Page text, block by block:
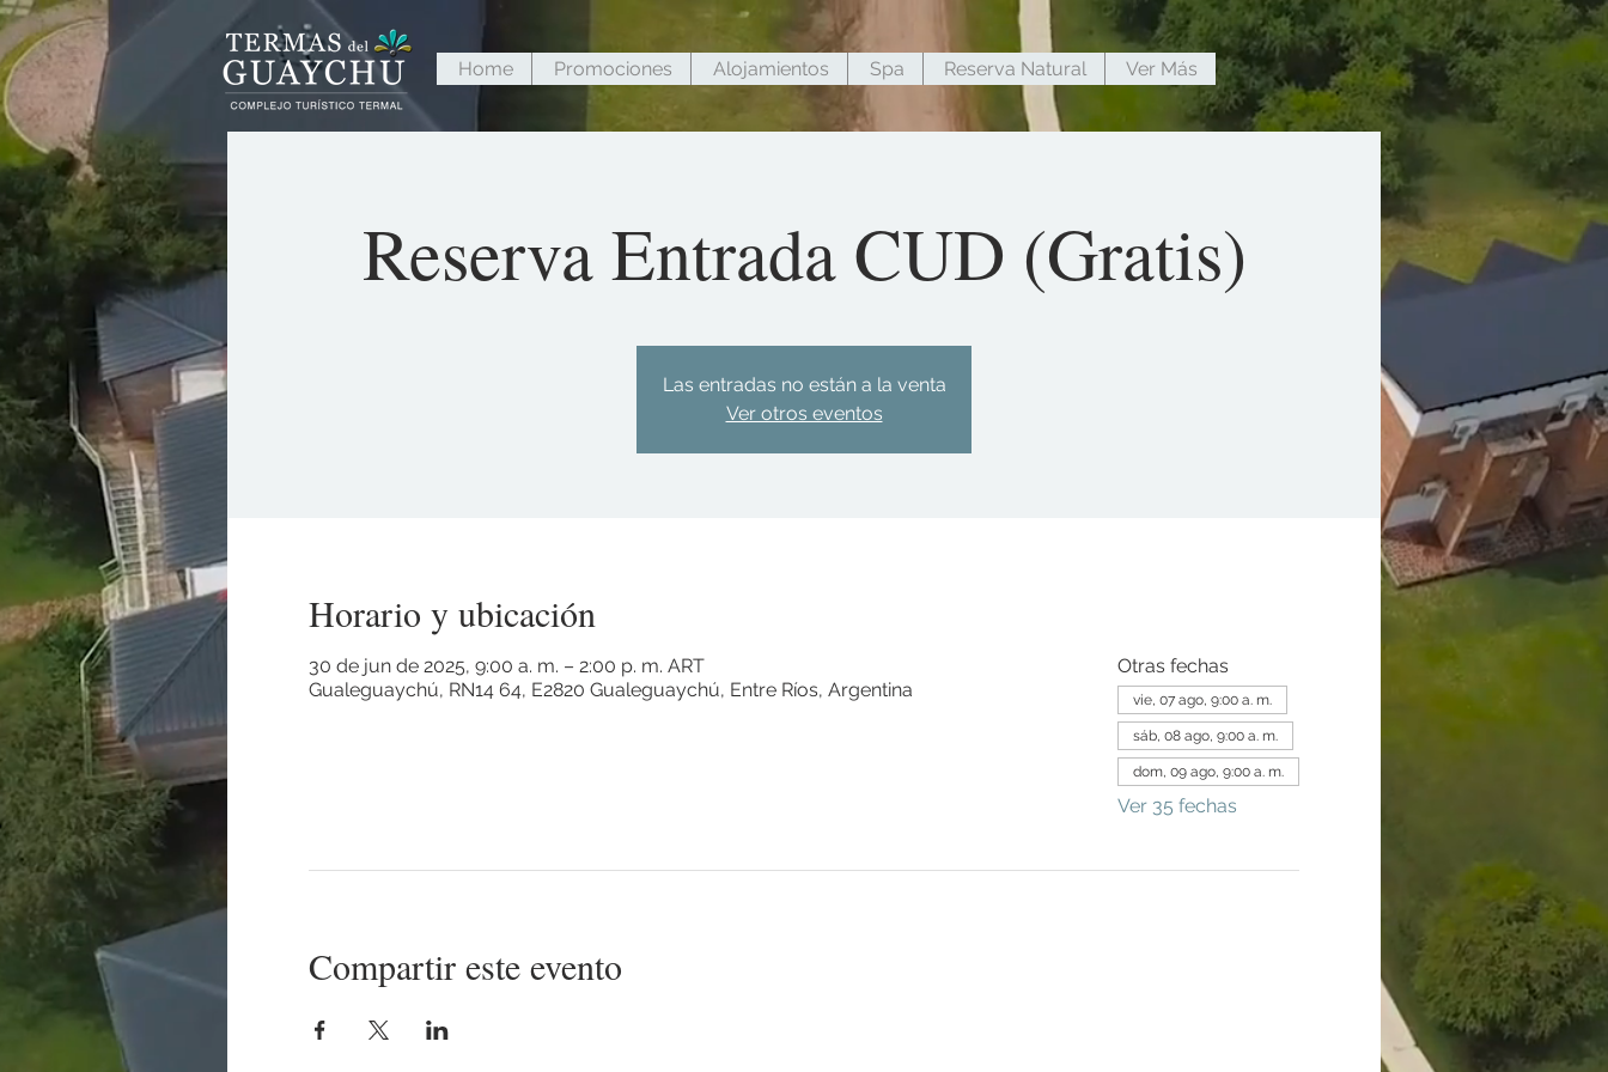
Home Promociones Alojamientos Spa Reserva Natural Ver Más
Reserva Entrada CUD (Gratis)
Las entradas no están a la venta
Ver otros eventos
Horario y ubicación
30 de jun de 2025, 9:00 a. m. – 2:00 p. m. ART
Gualeguaychú, RN14 64, E2820 Gualeguaychú, Entre Ríos, Argentina
Otras fechas
vie, 07 ago, 9:00 a. m.
sáb, 08 ago, 9:00 a. m.
dom, 09 ago, 9:00 a. m.
Ver 35 fechas
Compartir este evento